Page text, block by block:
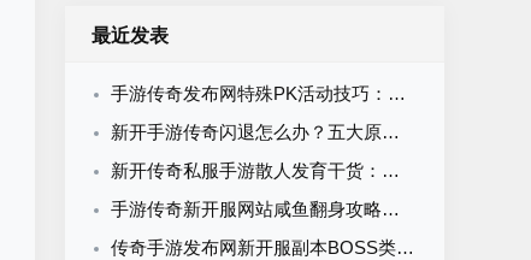
最近发表
手游传奇发布网特殊PK活动技巧：生存战夺旗赛BOSS阵营对抗全攻略
新开手游传奇闪退怎么办？五大原因及解决方案一次搞定
新开传奇私服手游散人发育干货：不充钱不抱团的完整崛起攻略
手游传奇新开服网站咸鱼翻身攻略：平民玩家从零逆袭的完整路径
传奇手游发布网新开服副本BOSS类型大全：从新手到终极一篇看懂